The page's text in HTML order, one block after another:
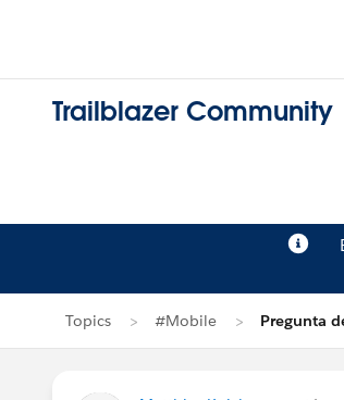
Trailblazer Community
Topics #Mobile Pregunta